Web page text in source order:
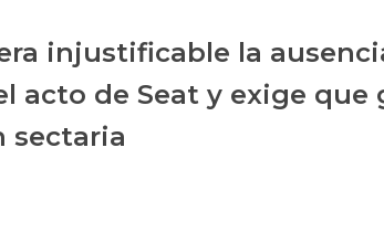
injustificable la
acto de Seat y exige
sectaria